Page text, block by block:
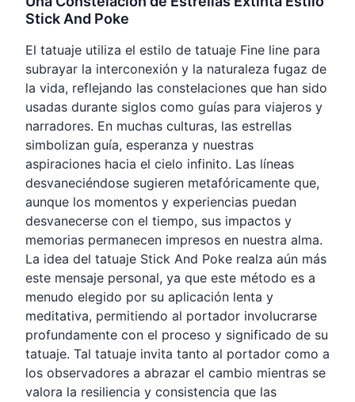
Stick And Poke
El tatuaje utiliza el estilo de tatuaje Fine line para
subrayar la interconexión y la naturaleza fugaz de
la vida, reflejando las constelaciones que han sido
usadas durante siglos como guías para viajeros y
narradores. En muchas culturas, las estrellas
simbolizan guía, esperanza y nuestras
aspiraciones hacia el cielo infinito. Las líneas
desvaneciéndose sugieren metafóricamente que,
aunque los momentos y experiencias puedan
desvanecerse con el tiempo, sus impactos y
memorias permanecen impresos en nuestra alma.
La idea del tatuaje Stick And Poke realza aún más
este mensaje personal, ya que este método es a
menudo elegido por su aplicación lenta y
meditativa, permitiendo al portador involucrarse
profundamente con el proceso y significado de su
tatuaje. Tal tatuaje invita tanto al portador como a
los observadores a abrazar el cambio mientras se
valora la resiliencia y consistencia que las